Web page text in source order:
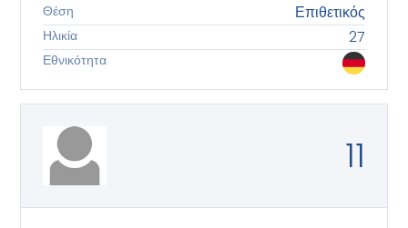
Θέση Επιθετικός
Ηλικία 27
Εθνικότητα
11